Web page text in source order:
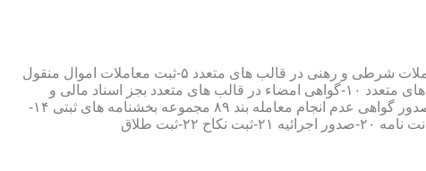
۱-ثبت اسناد مطابق مقررات قانونی ۲-ارائه مواد مصدق از اسناد ثبت شده ۳-تصدیق صحت امضاء،قبول و حفظ اسناد امانتی ۴-ثبت معاملات شرطی و رهنی در قالب های متعدد ۵-ثبت معاملات اموال منقول
۶-ثبت معاملات اموال غیر منقول ۷-ثبت وصیت در قالبهای عهدی و تکمیلی ۸-ثبت اقرارنامه در قالب های متعدد ۹-ثبت وکالت در قالب های متعدد ۱۰-گواهی امضاء در قالب های متعدد بجز اسناد مالی و
معاملاتی ۱۱-تصدیق کپی اسناد و اوراق مراجعین ۱۲-دریافت قبوض سپرده مستاجرین در قالب بند ۵۲ مجموعه بخشنامه های ثبتی ۱۳-صدور گواهی عدم انجام معامله بند ۸۹ مجموعه بخشنامه های ثبتی ۱۴-